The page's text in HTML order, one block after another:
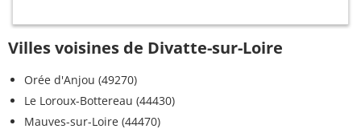
Villes voisines de Divatte-sur-Loire
Orée d'Anjou (49270)
Le Loroux-Bottereau (44430)
Mauves-sur-Loire (44470)